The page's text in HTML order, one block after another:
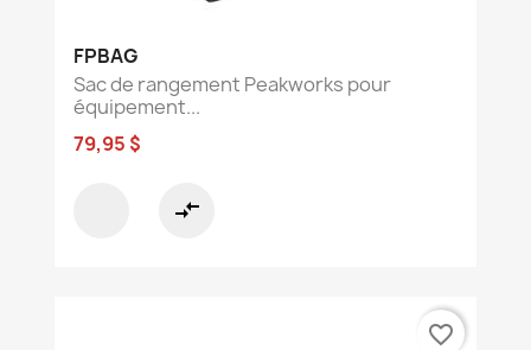
FPBAG
Sac de rangement Peakworks pour
équipement...
79,95 $
compare_arrows
favorite_border